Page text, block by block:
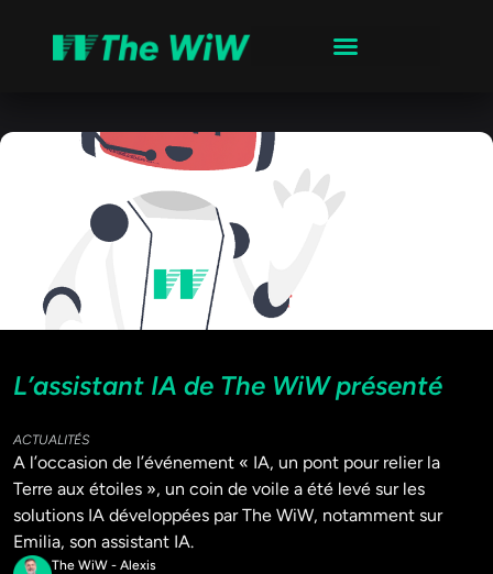
L’assistant IA de The WiW présenté
ACTUALITÉS
A l’occasion de l’événement « IA, un pont pour relier la
Terre aux étoiles », un coin de voile a été levé sur les
solutions IA développées par The WiW, notamment sur
Emilia, son assistant IA.
The WiW - Alexis